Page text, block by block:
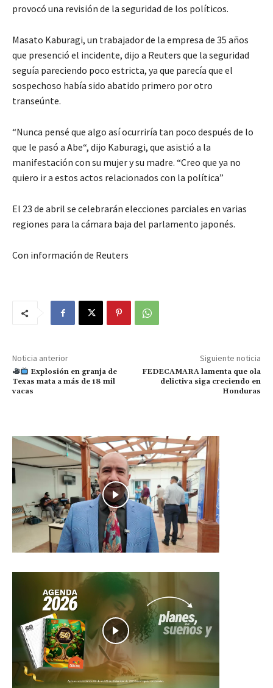
provocó una revisión de la seguridad de los políticos.
Masato Kaburagi, un trabajador de la empresa de 35 años
que presenció el incidente, dijo a Reuters que la seguridad
seguía pareciendo poco estricta, ya que parecía que el
sospechoso había sido abatido primero por otro
transeúnte.
“Nunca pensé que algo así ocurriría tan poco después de lo
que le pasó a Abe“, dijo Kaburagi, que asistió a la
manifestación con su mujer y su madre. “Creo que ya no
quiero ir a estos actos relacionados con la política”
El 23 de abril se celebrarán elecciones parciales en varias
regiones para la cámara baja del parlamento japonés.
Con información de Reuters
Noticia anterior
Explosión en granja de
Texas mata a más de 18 mil
vacas
Siguiente noticia
FEDECAMARA lamenta que ola
delictiva siga creciendo en
Honduras